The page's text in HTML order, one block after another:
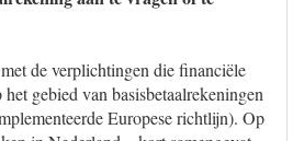
de verplichtingen die financiële
gebied van basisbetaalrekeningen
Europese richtlijn). Op